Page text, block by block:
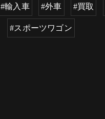
#輸入車 #外車 #買取
#スポーツワゴン